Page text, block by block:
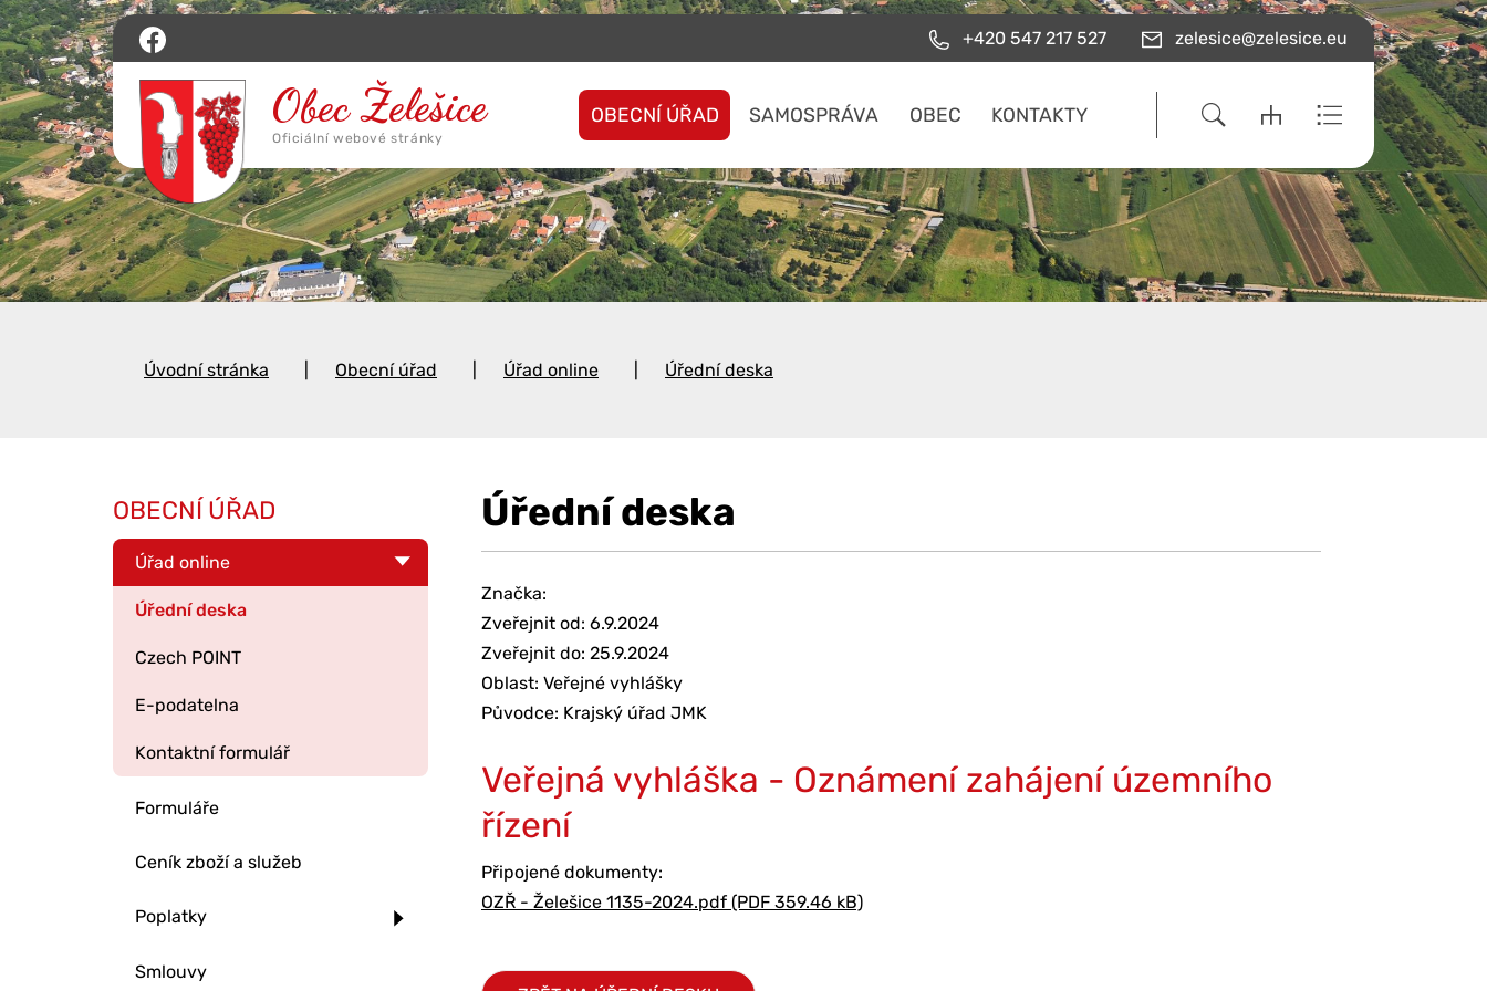
+420 547 217 527 zelesice@zelesice.eu
OBECNÍ ÚŘAD SAMOSPRÁVA OBEC KONTAKTY
Úvodní stránka Obecní úřad Úřad online Úřední deska
Úřední deska
Značka:
Zveřejnit od: 6.9.2024
Zveřejnit do: 25.9.2024
Oblast: Veřejné vyhlášky
Původce: Krajský úřad JMK
Veřejná vyhláška - Oznámení zahájení územního
řízení
Připojené dokumenty:
OZŘ - Želešice 1135-2024.pdf (PDF 359.46 kB)
OBECNÍ ÚŘAD
Úřad online
Úřední deska
Czech POINT
E-podatelna
Kontaktní formulář
Formuláře
Ceník zboží a služeb
Poplatky
Smlouvy